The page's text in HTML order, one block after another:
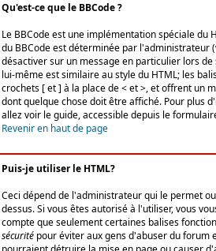
Qu'est-ce que le BBCode ?
Le BBCode est une implémentation spéciale du
du BBCode est déterminée par l'administrateur
désactiver sur un message en particulier lors de
lui-même est similaire au style du HTML; les
crochets [ et ] à la place de < et >, et offrent un
dont quelque chose doit être affiché. Pour plus
allez voir le guide, accessible depuis le
Revenir en haut de page
Puis-je utiliser le HTML?
Ceci dépend de l'administrateur qui le permet
dessus. Si vous êtes autorisé à l'utiliser, vous
compte que seulement certaines balises
sécurité pour éviter aux gens d'abuser du forum